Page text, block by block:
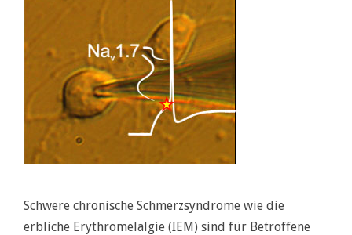
Schwere chronische Schmerzsyndrome wie die
erbliche Erythromelalgie (IEM) sind für Betroffene